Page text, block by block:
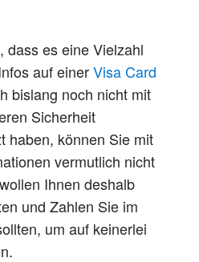
dass es eine Vielzahl
auf einerVisa Card
bislang noch nicht mit
Sicherheit
haben, können Sie mit
vermutlich nicht
Ihnen deshalb
und Zahlen Sie im
um auf keinerlei